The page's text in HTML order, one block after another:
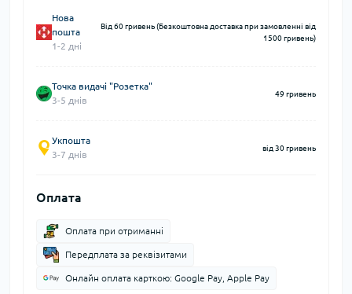
Нова
пошта
1-2 дні
Від 60 гривень (Безкоштовна доставка при замовленні від
1500 гривень)
Точка видачі "Розетка"
3-5 днів
49 гривень
Укпошта
3-7 днів
від 30 гривень
Оплата
Оплата при отриманні
Передплата за реквізитами
Онлайн оплата карткою: Google Pay, Apple Pay